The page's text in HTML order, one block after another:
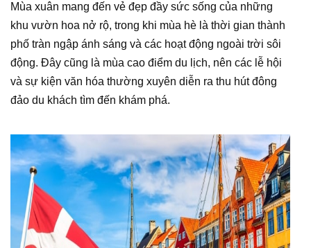
Mùa xuân mang đến vẻ đẹp đầy sức sống của những
khu vườn hoa nở rộ, trong khi mùa hè là thời gian thành
phố tràn ngập ánh sáng và các hoạt động ngoài trời sôi
động. Đây cũng là mùa cao điểm du lịch, nên các lễ hội
và sự kiện văn hóa thường xuyên diễn ra thu hút đông
đảo du khách tìm đến khám phá.